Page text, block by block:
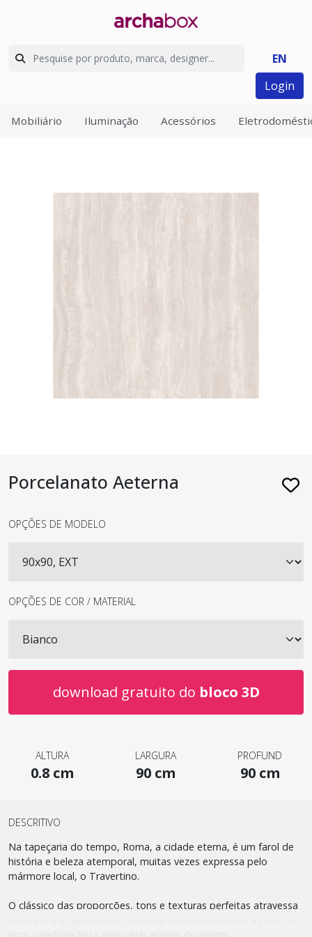
EN
Login
Mobiliário Iluminação Acessórios
Porcelanato Aeterna
OPÇÕES DE MODELO
OPÇÕES DE COR / MATERIAL
download gratuito do bloco 3D
ALTURA
0.8 cm
LARGURA
90 cm
PROFUND
90 cm
DESCRITIVO
Na tapeçaria do tempo, Roma, a cidade eterna, é um farol de
história e beleza atemporal, muitas vezes expressa pelo
mármore local, o Travertino.
O clássico das proporções, tons e texturas perfeitas atravessa